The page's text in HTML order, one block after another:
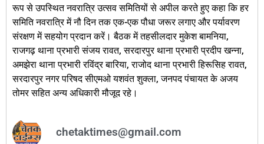
रूप से उपस्थित नवरात्रि उत्सव समितियों से अपील करते हुए कहा कि हर
समिति नवरात्रि में नौ दिन तक एक-एक पौधा जरूर लगाए और पर्यावरण
संरक्षण में सहयोग प्रदान करें। बैठक में तहसीलदार मुकेश बामनिया,
राजगढ़ थाना प्रभारी संजय रावत, सरदारपुर थाना प्रभारी प्रदीप खन्ना,
अमझेरा थाना प्रभारी रविंद्र बारिया, राजोद थाना प्रभारी हिरूसिह रावत,
सरदारपुर नगर परिषद सीएमओ यशवंत शुक्ला, जनपद पंचायत के अजय
तोमर सहित अन्य अधिकारी मौजूद रहे।
chetaktimes@gmail.com